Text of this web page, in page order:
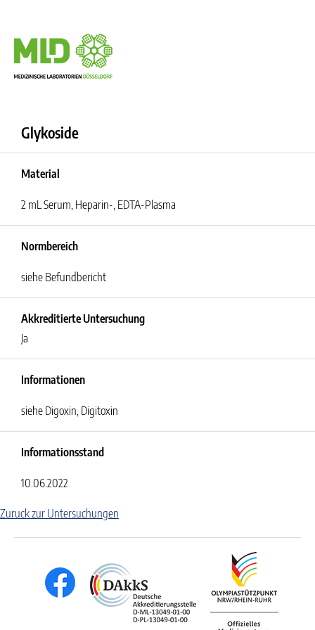
Glykoside
Material
2 mL Serum, Heparin-, EDTA-Plasma
Normbereich
siehe Befundbericht
Akkreditierte Untersuchung
Ja
Informationen
siehe Digoxin, Digitoxin
Informationsstand
10.06.2022
Zuruck zur Untersuchungen